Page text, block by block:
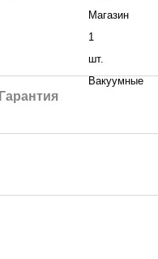
Магазин
1
шт.
Вакуумные
Гарантия